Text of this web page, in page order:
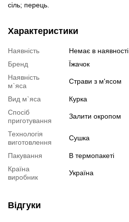
сіль; перець.
Характеристики
Наявність
Немає в наявності
Бренд
Їжачок
Наявність
м`яса
Страви з м'ясом
Вид м`яса
Курка
Спосіб
приготування
Залити окропом
Технологія
виготовлення
Сушка
Пакування
В термопакеті
Країна
виробник
Україна
Відгуки